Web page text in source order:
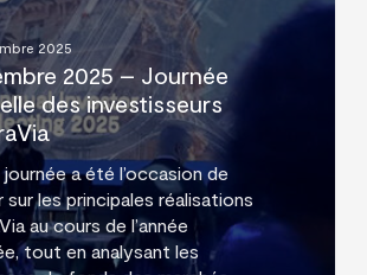
2025
2025 – Journée
des investisseurs
a été l’occasion de
sur les principales réalisations
au cours de l’année
tout en analysant les